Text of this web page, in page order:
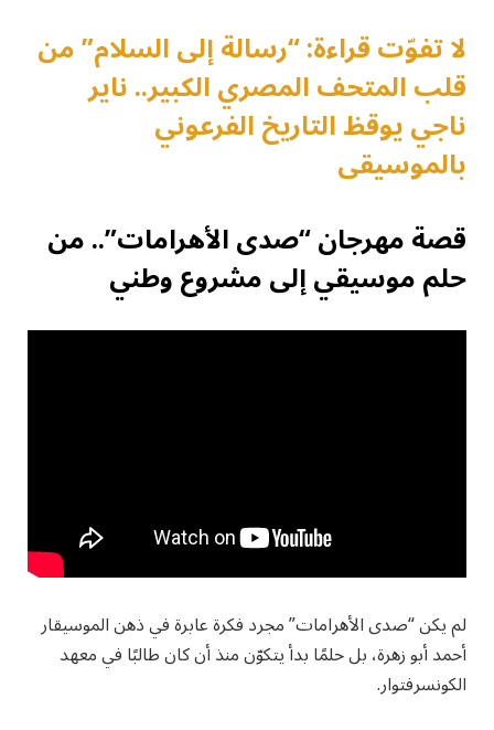
لا تفوّت قراءة: “رسالة إلى السلام” من
قلب المتحف المصري الكبير.. ناير
ناجي يوقظ التاريخ الفرعوني
بالموسيقى
قصة مهرجان “صدى الأهرامات”.. من
حلم موسيقي إلى مشروع وطني
لم يكن “صدى الأهرامات” مجرد فكرة عابرة في ذهن الموسيقار
أحمد أبو زهرة، بل حلمًا بدأ يتكوّن منذ أن كان طالبًا في معهد
الكونسرفتوار.